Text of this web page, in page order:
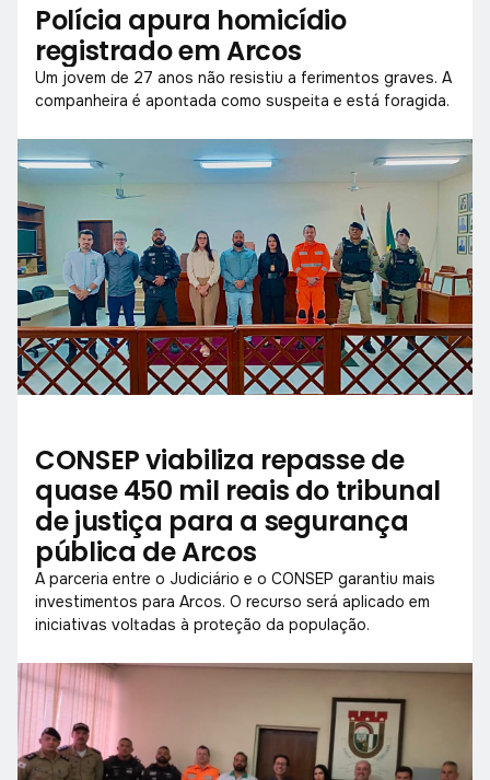
Polícia apura homicídio
registrado em Arcos
Um jovem de 27 anos não resistiu a ferimentos graves. A
companheira é apontada como suspeita e está foragida.
CONSEP viabiliza repasse de
quase 450 mil reais do tribunal
de justiça para a segurança
pública de Arcos
A parceria entre o Judiciário e o CONSEP garantiu mais
investimentos para Arcos. O recurso será aplicado em
iniciativas voltadas à proteção da população.